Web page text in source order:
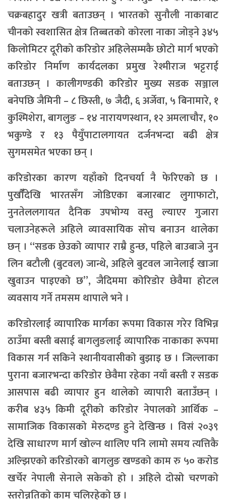
चक्रबहादुर खत्री बताउछन् । भारतको सुनौली नाकाबाट
चीनको स्वशासित क्षेत्र तिब्बतको कोरला नाका जोड्ने ३४५
किलोमिटर दूरीको करिडोर अहिलेसम्मकै छोटो मार्ग भएको
करिडोर निर्माण कार्यदलका प्रमुख रेश्मीराज भट्टराई
बताउछन् । कालीगण्डकी करिडोर मुख्य सडक सञ्जाल
बनेपछि जैमिनी – ८ छिस्ती, ७ जैदी, ६ अर्जेवा, ५ बिनामारे, १
कुश्मिशेरा, बागलुङ – १४ नारायणस्थान, १२ अमलाचौर, १०
भकुण्डे र १३ पैयुँपाटालगायत दर्जनभन्दा बढी क्षेत्र
सुगमसमेत भएका छन् ।
करिडोरका कारण यहाँको दिनचर्या नै फेरिएको छ ।
पुर्खौंँदेखि भारतसँग जोडिएका बजारबाट लुगाफाटो,
नुनतेललगायत दैनिक उपभोग्य वस्तु ल्याएर गुजारा
चलाउनेहरूले अहिले व्यावसायिक सोच बनाउन थालेका
छन् । “सडक छेउको व्यापार राम्रै हुन्छ, पहिले बाउबाजे नुन
लिन बटौली (बुटवल) जान्थे, अहिले बुटवल जानेलाई खाजा
खुवाउन पाइएको छ”, जैदिममा कोरिडोर छेवैमा होटल
व्यवसाय गर्ने तमसम थापाले भने ।
करिडोरलाई व्यापारिक मार्गका रूपमा विकास गरेर विभिन्न
ठाउँमा बस्ती बसाई बागलुङलाई व्यापारिक नाकाका रूपमा
विकास गर्न सकिने स्थानीयवासीको बुझाइ छ । जिल्लाका
पुराना बजारभन्दा करिडोर छेवैमा रहेका नयाँ बस्ती र सडक
आसपास बढी व्यापार हुन थालेको व्यापारी बताउँछन् ।
करीब ४३५ किमी दूरीको करिडोर नेपालको आर्थिक –
सामाजिक विकासको मेरुदण्ड हुने देखिन्छ । विसं २०३९
देखि साधारण मार्ग खोल्न थालिए पनि लामो समय त्यत्तिकै
अल्झिएको करिडोरको बागलुङ खण्डको काम रु ५० करोड
खर्चेर नेपाली सेनाले सकेको हो । अहिले दोस्रो चरणको
स्तरोन्नतिको काम चलिरहेको छ ।